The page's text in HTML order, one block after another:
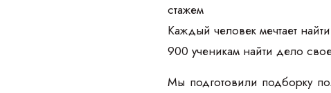
стажем
Каждый человек мечтает
900 ученикам найти дело
Мы подготовили подборку